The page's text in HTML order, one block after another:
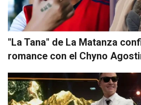
"La Tana" de La Matanza
romance con el Chyno